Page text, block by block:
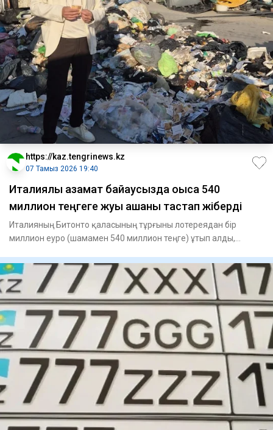
https://kaz.tengrinews.kz
07 Тамыз 2026 19:40
Италиялық азамат байқаусызда қоқысқа 540
миллион теңгеге жуық ақшаны тастап жіберді
Италияның Битонто қаласының тұрғыны лотереядан бір
миллион еуро (шамамен 540 миллион теңге) ұтып алды,